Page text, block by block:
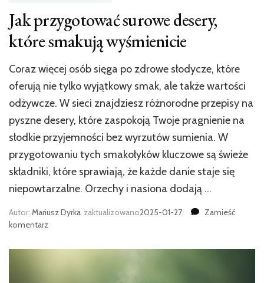
Jak przygotować surowe desery,
które smakują wyśmienicie
Coraz więcej osób sięga po zdrowe słodycze, które
oferują nie tylko wyjątkowy smak, ale także wartości
odżywcze. W sieci znajdziesz różnorodne przepisy na
pyszne desery, które zaspokoją Twoje pragnienie na
słodkie przyjemności bez wyrzutów sumienia. W
przygotowaniu tych smakołyków kluczowe są świeże
składniki, które sprawiają, że każde danie staje się
niepowtarzalne. Orzechy i nasiona dodają …
Autor: Mariusz Dyrka zaktualizowano2025-01-27
Zamieść
komentarzwe
Jak